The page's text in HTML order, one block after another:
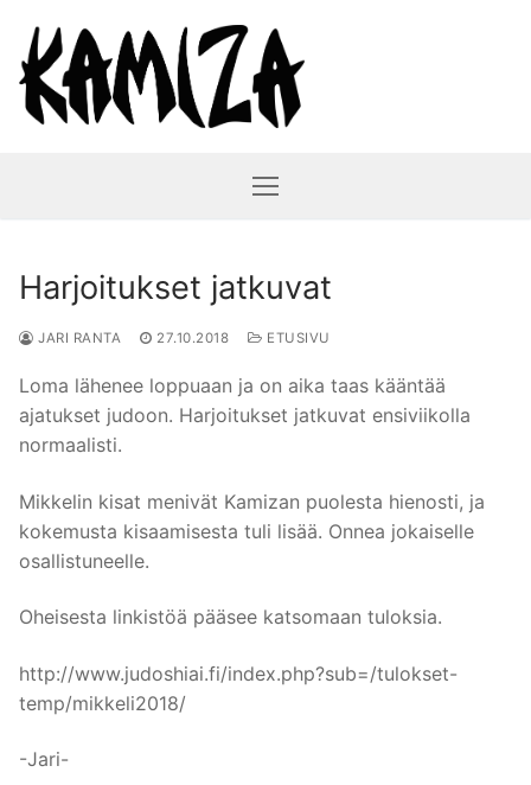
sisältöön
Harjoitukset jatkuvat
JARI RANTA 27.10.2018 ETUSIVU
Loma lähenee loppuaan ja on aika taas kääntää
ajatukset judoon. Harjoitukset jatkuvat ensiviikolla
normaalisti.
Mikkelin kisat menivät Kamizan puolesta hienosti, ja
kokemusta kisaamisesta tuli lisää. Onnea jokaiselle
osallistuneelle.
Oheisesta linkistöä pääsee katsomaan tuloksia.
http://www.judoshiai.fi/index.php?sub=/tulokset-
temp/mikkeli2018/
-Jari-